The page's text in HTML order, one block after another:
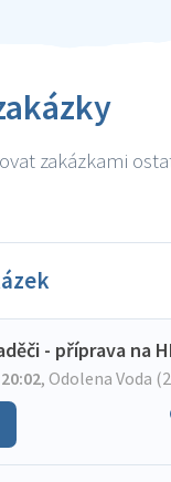
zakázkami
- příprava na
, Odolena Voda